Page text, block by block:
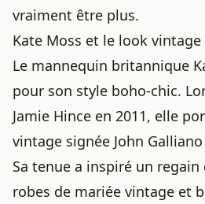
vraiment être plus.
Kate Moss et le look vintage
Le mannequin britannique
pour son style boho-chic.
Jamie Hince en 2011, elle
vintage signée John
Sa tenue a inspiré un regain
robes de mariée vintage et